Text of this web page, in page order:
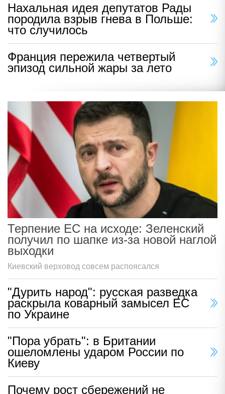
Нахальная идея депутатов Рады
породила взрыв гнева в Польше:
что случилось
Франция пережила четвертый
эпизод сильной жары за лето
Терпение ЕС на исходе: Зеленский
получил по шапке из-за новой наглой
выходки
Киевский верховод совсем распоясался
"Дурить народ": русская разведка
раскрыла коварный замысел ЕС
по Украине
"Пора убрать": в Британии
ошеломлены ударом России по
Киеву
Почему рост сбережений не